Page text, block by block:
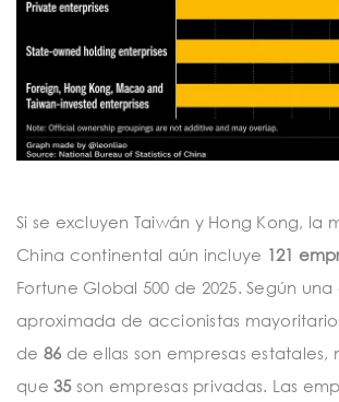
Si se excluyen Taiwán y Hong Kong, la
China continental aún incluye 121
Fortune Global 500 de 2025. Según
aproximada de accionistas
de 86 de ellas son empresas estatales,
que 35 son empresas privadas. Las